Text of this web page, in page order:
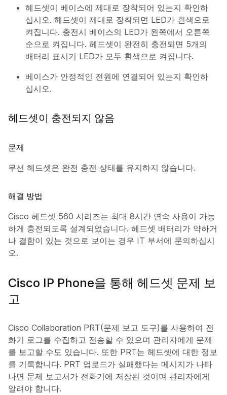
헤드셋이 베이스에 제대로 장착되어 있는지 확인하
십시오. 헤드셋이 제대로 장착되면 LED가 흰색으로
켜집니다. 충전시 베이스의 LED가 왼쪽에서 오른쪽
순으로 켜집니다. 헤드셋이 완전히 충전되면 5개의
배터리 표시기 LED가 모두 흰색으로 켜집니다.
베이스가 안정적인 전원에 연결되어 있는지 확인하
십시오.
헤드셋이 충전되지 않음
문제
무선 헤드셋은 완전 충전 상태를 유지하지 않습니다.
해결 방법
Cisco 헤드셋 560 시리즈는 최대 8시간 연속 사용이 가능
하게 충전되도록 설계되었습니다. 헤드셋 배터리가 약하거
나 결함이 있는 것으로 보이는 경우 IT 부서에 문의하십시
오.
Cisco IP Phone을 통해 헤드셋 문제 보
고
Cisco Collaboration PRT(문제 보고 도구)를 사용하여 전
화기 로그를 수집하고 전송할 수 있으며 관리자에게 문제
를 보고할 수도 있습니다. 또한 PRT는 헤드셋에 대한 정보
를 기록합니다. PRT 업로드가 실패했다는 메시지가 나타
나면 문제 보고서가 전화기에 저장된 것이며 관리자에게
알려야 합니다.